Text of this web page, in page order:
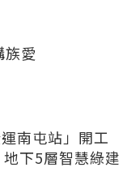
族愛
南屯站」開工
下5層智慧綠建